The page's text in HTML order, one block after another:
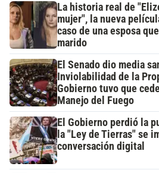
La historia real de
mujer", la nueva
caso de una esposa
marido
El Senado dio media
Inviolabilidad de la
Gobierno tuvo que
Manejo del Fuego
El Gobierno perdió la
la "Ley de Tierras" se
conversación digital